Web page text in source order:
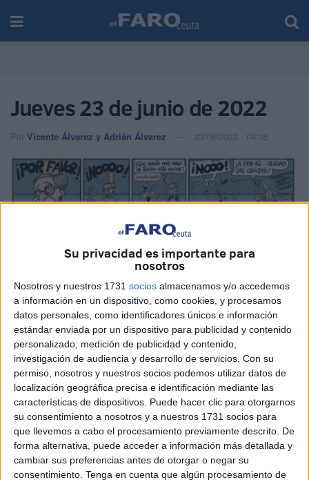
Su privacidad es importante para
nosotros
Nosotros y nuestros 1731 socios almacenamos y/o accedemos
a información en un dispositivo, como cookies, y procesamos
datos personales, como identificadores únicos e información
estándar enviada por un dispositivo para publicidad y contenido
personalizado, medición de publicidad y contenido,
investigación de audiencia y desarrollo de servicios. Con su
permiso, nosotros y nuestros socios podemos utilizar datos de
localización geográfica precisa e identificación mediante las
características de dispositivos. Puede hacer clic para otorgarnos
su consentimiento a nosotros y a nuestros 1731 socios para
que llevemos a cabo el procesamiento previamente descrito. De
forma alternativa, puede acceder a información más detallada y
cambiar sus preferencias antes de otorgar o negar su
consentimiento. Tenga en cuenta que algún procesamiento de
Jueves 23 de junio de 2022
Por Vicente Álvarez y Adrián Álvarez 23/06/2022 - 04:05
RelatedPosts
Jáudenes recibe a la Patrona con una
petalá y el estreno de 'Señora'
HACE 5 HORAS
Los centros educativos deben
preservarse para el desarrollo de su
función esencial
HACE 5 HORAS